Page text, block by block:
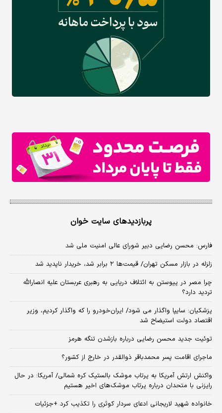
پربازدیدهای سایت خوان
فارس: محسن رضایی دبیر شورای عالی امنیت ملی شد
زلزله در بازار مسکن تهران/ قیمت‌ها ۲ برابر شد، خریدار ناپدید شد
چرا مصر در پیوستن به ائتلاف دریایی به رهبری عربستان علیه انصارالله
تردید دارد؟
پزشکیان: سایپا واگذار می شود/ ایران‌خودرو را که واگذار کردیم، وزیر
اقتصاد دولت استیضاح شد
توئیت جدید محسن رضایی درباره بازشدن تنگه هرمز
ماجرای اقامت پسر محمدباقر ذوالقدر در خارج از کشور؟
واکنش ارتش آمریکا به پرتاب موشک بالستیک کره شمالی/ آمریکا: در حال
رایزنی با متحدان درباره پرتاب موشک‌های اخیر هستیم
خانواده شهید لاریجانی ادعای سردار کوثری را تکذیب کرد +جزئیات